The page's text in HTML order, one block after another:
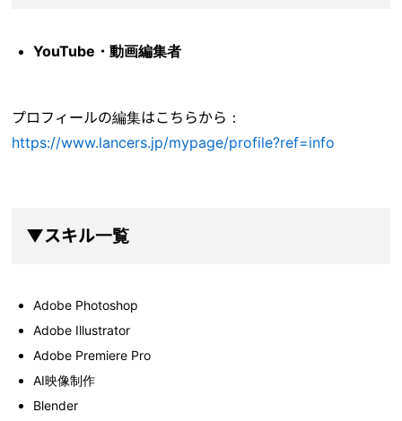
YouTube・動画編集者
プロフィールの編集はこちらから：
https://www.lancers.jp/mypage/profile?ref=info
▼スキル一覧
Adobe Photoshop
Adobe Illustrator
Adobe Premiere Pro
AI映像制作
Blender